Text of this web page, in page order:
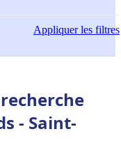
Appliquerles filtres
- Saint-